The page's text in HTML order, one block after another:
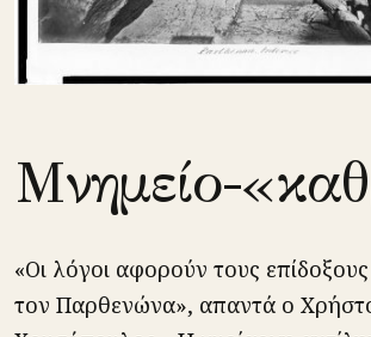
Μνημείο-
«Οι λόγοι αφορούν τους επίδοξους
τον Παρθενώνα», απαντά ο